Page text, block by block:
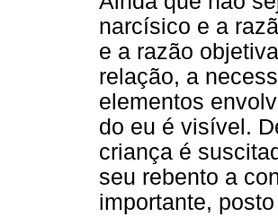
narcísico e a
e a razão
relação, a
elementos
do eu é visível.
criança é
seu rebento a
importante,